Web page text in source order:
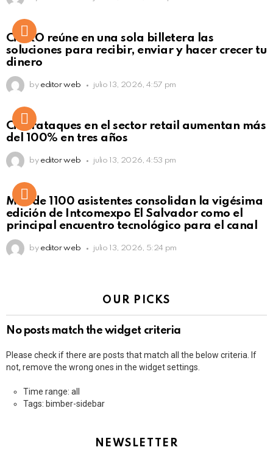
Not Safe For Work
Click to view this post
CiNKO reúne en una sola billetera las
soluciones para recibir, enviar y hacer crecer tu
dinero
by editor web julio 13, 2026, 4:57 pm
Ciberataques en el sector retail aumentan más
del 100% en tres años
by editor web julio 13, 2026, 4:53 pm
Más de 1100 asistentes consolidan la vigésima
edición de Intcomexpo El Salvador como el
principal encuentro tecnológico para el canal
by editor web julio 13, 2026, 5:24 pm
OUR PICKS
No posts match the widget criteria
Please check if there are posts that match all the below criteria. If
not, remove the wrong ones in the widget settings.
Time range: all
Tags: bimber-sidebar
NEWSLETTER